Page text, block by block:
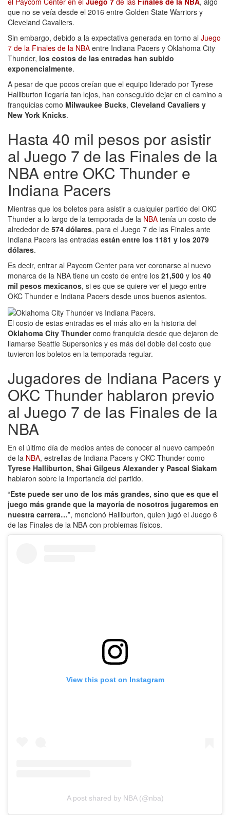
que no se veía desde el 2016 entre Golden State Warriors y
Cleveland Cavaliers.
Sin embargo, debido a la expectativa generada en torno al Juego
7 de la Finales de la NBA entre Indiana Pacers y Oklahoma City
Thunder, los costos de las entradas han subido
exponencialmente.
A pesar de que pocos creían que el equipo liderado por Tyrese
Halliburton llegaría tan lejos, han conseguido dejar en el camino a
franquicias como Milwaukee Bucks, Cleveland Cavaliers y
New York Knicks.
Hasta 40 mil pesos por asistir
al Juego 7 de las Finales de la
NBA entre OKC Thunder e
Indiana Pacers
Mientras que los boletos para asistir a cualquier partido del OKC
Thunder a lo largo de la temporada de la NBA tenía un costo de
alrededor de 574 dólares, para el Juego 7 de las Finales ante
Indiana Pacers las entradas están entre los 1181 y los 2079
dólares.
Es decir, entrar al Paycom Center para ver coronarse al nuevo
monarca de la NBA tiene un costo de entre los 21,500 y los 40
mil pesos mexicanos, si es que se quiere ver el juego entre
OKC Thunder e Indiana Pacers desde unos buenos asientos.
El costo de estas entradas es el más alto en la historia del
Oklahoma City Thundercomo franquicia desde que dejaron de
llamarse Seattle Supersonics y es más del doble del costo que
tuvieron los boletos en la temporada regular.
Jugadores de Indiana Pacers y
OKC Thunder hablaron previo
al Juego 7 de las Finales de la
NBA
En el último día de medios antes de conocer al nuevo campeón
de la NBA, estrellas de Indiana Pacers y OKC Thunder como
Tyrese Halliburton, Shai Gilgeus Alexander y Pascal Siakam
hablaron sobre la importancia del partido.
“Este puede ser uno de los más grandes, sino que es que el
juego más grande que la mayoría de nosotros jugaremos en
nuestra carrera…”, mencionó Halliburton, quien jugó el Juego 6
de las Finales de la NBA con problemas físicos.
View this post on Instagram
A post shared by NBA (@nba)